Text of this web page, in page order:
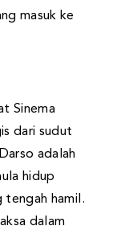
masuk ke
Sinema
dari sudut
adalah
hidup
tengah hamil.
dalam